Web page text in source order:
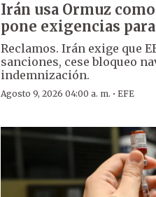
Irán usa Ormuz
pone exigencias
Reclamos. Irán exige que
sanciones, cese bloqueo
indemnización.
Agosto 9, 2026 04:00 a. m. ·EFE